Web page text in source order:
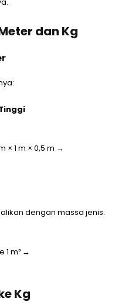
dan Kg
× 1 m × 0,5 m →
dengan massa jenis.
1 m³ →
Kg